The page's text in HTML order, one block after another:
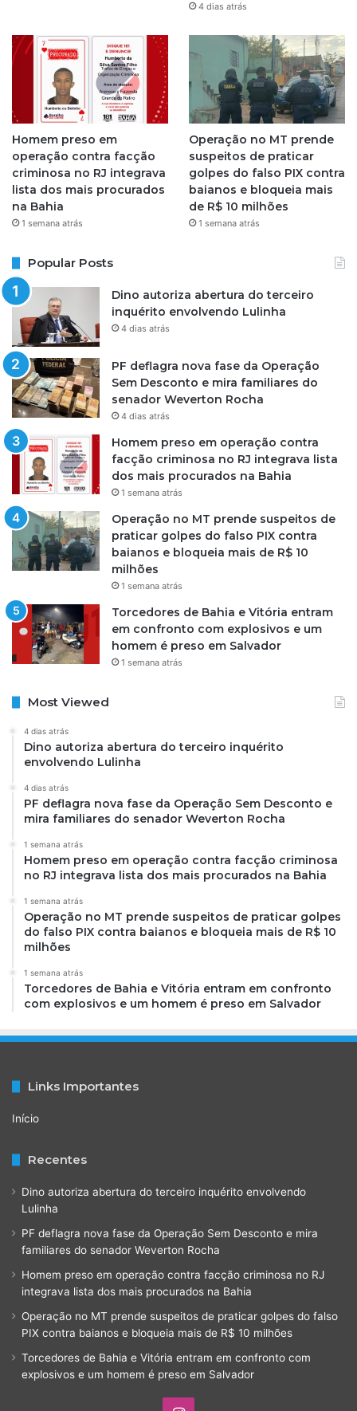
m
4 dias atrás
Homem preso em
operação contra facção
criminosa no RJ integrava
lista dos mais procurados
na Bahia
1 semana atrás
Operação no MT prende
suspeitos de praticar
golpes do falso PIX contra
baianos e bloqueia mais
de R$ 10 milhões
1 semana atrás
Popular Posts
Dino autoriza abertura do terceiro
inquérito envolvendo Lulinha
4 dias atrás
PF deflagra nova fase da Operação
Sem Desconto e mira familiares do
senador Weverton Rocha
4 dias atrás
Homem preso em operação contra
facção criminosa no RJ integrava lista
dos mais procurados na Bahia
1 semana atrás
Operação no MT prende suspeitos de
praticar golpes do falso PIX contra
baianos e bloqueia mais de R$ 10
milhões
1 semana atrás
Torcedores de Bahia e Vitória entram
em confronto com explosivos e um
homem é preso em Salvador
1 semana atrás
Most Viewed
4 dias atrás
Dino autoriza abertura do terceiro inquérito
envolvendo Lulinha
4 dias atrás
PF deflagra nova fase da Operação Sem Desconto e
mira familiares do senador Weverton Rocha
1 semana atrás
Homem preso em operação contra facção criminosa
no RJ integrava lista dos mais procurados na Bahia
1 semana atrás
Operação no MT prende suspeitos de praticar golpes
do falso PIX contra baianos e bloqueia mais de R$ 10
milhões
1 semana atrás
Torcedores de Bahia e Vitória entram em confronto
com explosivos e um homem é preso em Salvador
Links Importantes
Início
Recentes
Dino autoriza abertura do terceiro inquérito envolvendo
Lulinha
PF deflagra nova fase da Operação Sem Desconto e mira
familiares do senador Weverton Rocha
Homem preso em operação contra facção criminosa no RJ
integrava lista dos mais procurados na Bahia
Operação no MT prende suspeitos de praticar golpes do falso
PIX contra baianos e bloqueia mais de R$ 10 milhões
Torcedores de Bahia e Vitória entram em confronto com
explosivos e um homem é preso em Salvador